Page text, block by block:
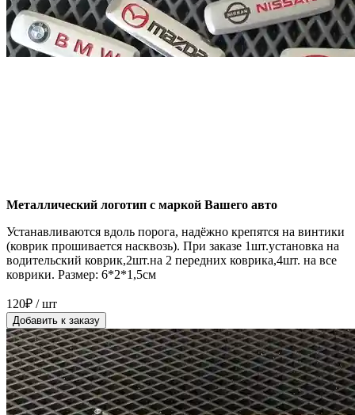
Металлический логотип с маркой Вашего авто
Устанавливаются вдоль порога, надёжно крепятся на винтики
(коврик прошивается насквозь). При заказе 1шт.установка на
водительский коврик,2шт.на 2 передних коврика,4шт. на все
коврики. Размер: 6*2*1,5см
120₽ / шт
Добавить к заказу